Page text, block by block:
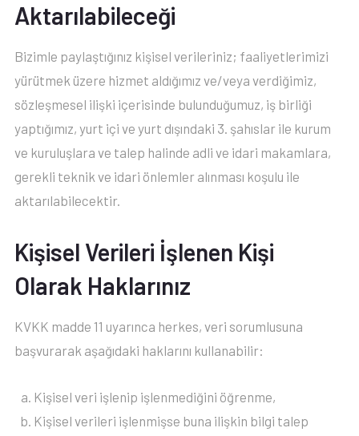
Aktarılabileceği
Bizimle paylaştığınız kişisel verileriniz; faaliyetlerimizi
yürütmek üzere hizmet aldığımız ve/veya verdiğimiz,
sözleşmesel ilişki içerisinde bulunduğumuz, iş birliği
yaptığımız, yurt içi ve yurt dışındaki 3. şahıslar ile kurum
ve kuruluşlara ve talep halinde adli ve idari makamlara,
gerekli teknik ve idari önlemler alınması koşulu ile
aktarılabilecektir.
Kişisel Verileri İşlenen Kişi
Olarak Haklarınız
KVKK madde 11 uyarınca herkes, veri sorumlusuna
başvurarak aşağıdaki haklarını kullanabilir:
Kişisel veri işlenip işlenmediğini öğrenme,
Kişisel verileri işlenmişse buna ilişkin bilgi talep